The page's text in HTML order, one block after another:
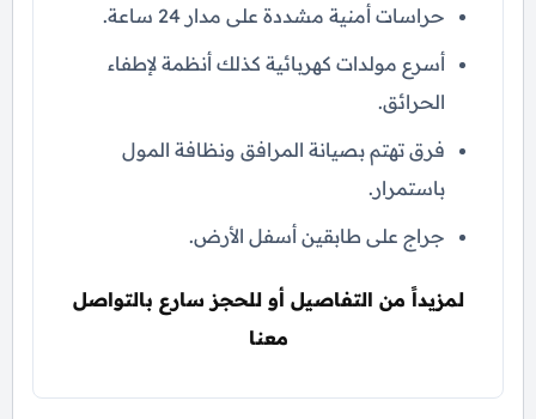
حراسات أمنية مشددة على مدار 24 ساعة.
أسرع مولدات كهربائية كذلك أنظمة لإطفاء
الحرائق.
فرق تهتم بصيانة المرافق ونظافة المول
باستمرار.
جراج على طابقين أسفل الأرض.
لمزيداً من التفاصيل أو للحجز سارع بالتواصل
معنا